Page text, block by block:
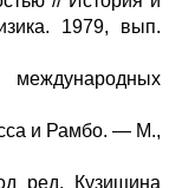
1979, вып.
и Рамбо. — М.,
ред. Кузищина